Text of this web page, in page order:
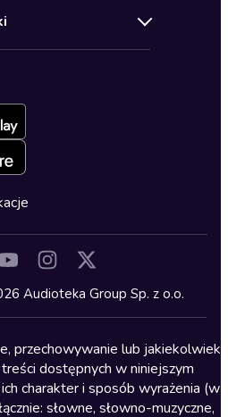
nielegalnych treści
Audioteka Group Sp. z o.o.
przechowywanie lub jakiekolwiek
dostępnych w niniejszym
charakter i sposób wyrażenia (w
słowne, słowno-muzyczne,